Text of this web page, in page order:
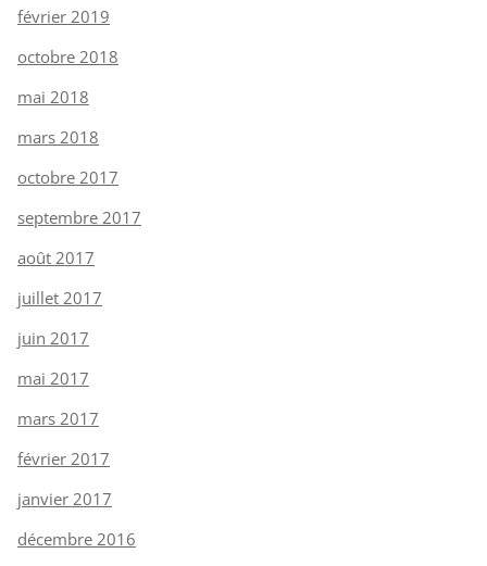
février 2019
octobre 2018
mai 2018
mars 2018
octobre 2017
septembre 2017
août 2017
juillet 2017
juin 2017
mai 2017
mars 2017
février 2017
janvier 2017
décembre 2016